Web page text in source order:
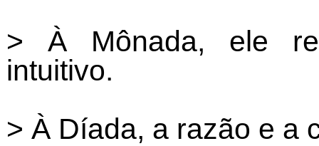
> À Mônada, ele
intuitivo.
> À Díada, a razão e a